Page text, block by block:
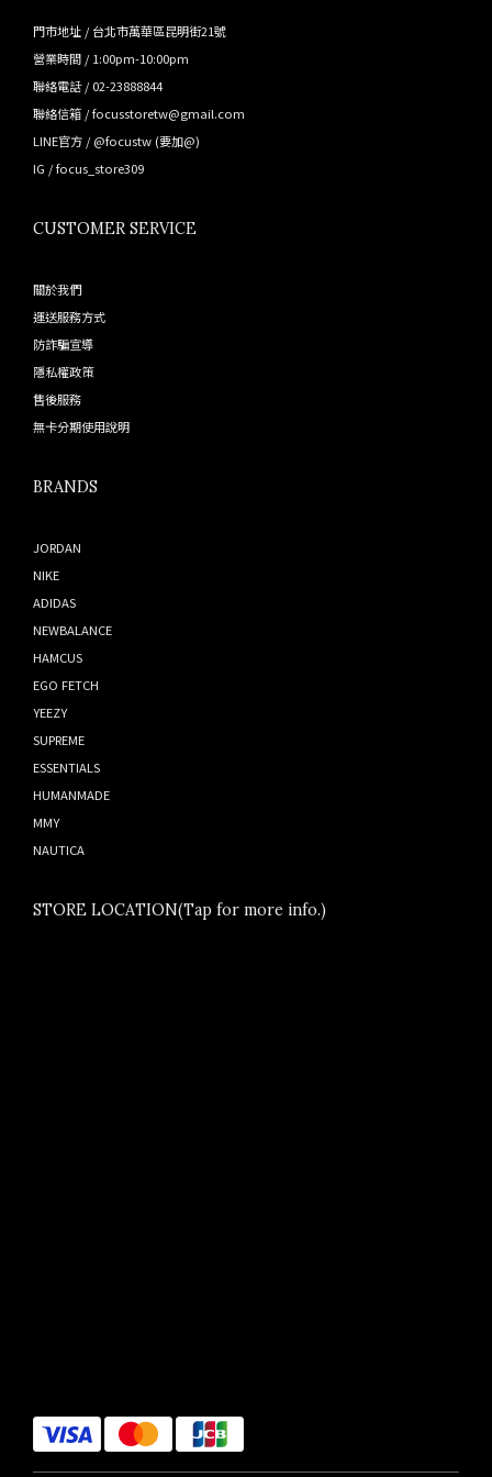
門市地址 / 台北市萬華區昆明街21號
營業時間 / 1:00pm-10:00pm
聯絡電話 / 02-23888844
聯絡信箱 / focusstoretw@gmail.com
LINE官方 / @focustw (要加@)
IG /focus_store309
CUSTOMER SERVICE
關於我們
運送服務方式
防詐騙宣導
隱私權政策
售後服務
無卡分期使用說明
BRANDS
JORDAN
NIKE
ADIDAS
NEWBALANCE
HAMCUS
EGO FETCH
YEEZY
SUPREME
ESSENTIALS
HUMANMADE
MMY
NAUTICA
STORE LOCATION(Tap for more info.)